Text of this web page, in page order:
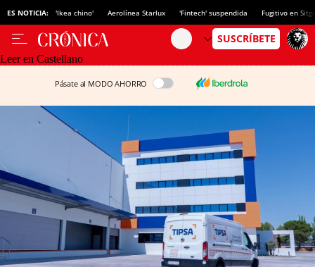
ES NOTICIA: 'Ikea chino' Aerolínea Starlux 'Fintech' suspendida Fugitivo en
Leer en Castellano
Pásate al MODO AHORRO